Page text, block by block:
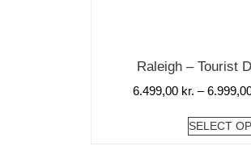
Raleigh – Tourist
6.499,00 kr. –
SELECT